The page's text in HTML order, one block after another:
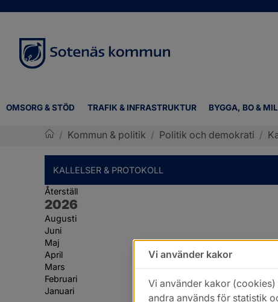
OMSORG & STÖD TRAFIK & INFRASTRUKTUR BYGGA, BO &
/ Kommun & politik / Politik och demokrati /
KALLELSER & PROTOKOLL
Återställ
År:
2026
Augusti
Juni
Maj
April
Mars
Februari
Januari
Vi använder kakor
Vi använder kakor
andra används för statistik